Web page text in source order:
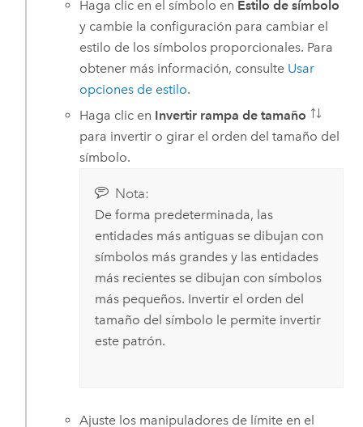
Haga clic en el símbolo en Estilo de símbolo
y cambie la configuración para cambiar el
estilo de los símbolos proporcionales. Para
obtener más información, consulte Usar
opciones de estilo.
Haga clic en Invertir rampa de tamaño
para invertir o girar el orden del tamaño del
símbolo.
Nota:
De forma predeterminada, las
entidades más antiguas se dibujan con
símbolos más grandes y las entidades
más recientes se dibujan con símbolos
más pequeños. Invertir el orden del
tamaño del símbolo le permite invertir
este patrón.
Ajuste los manipuladores de límite en el